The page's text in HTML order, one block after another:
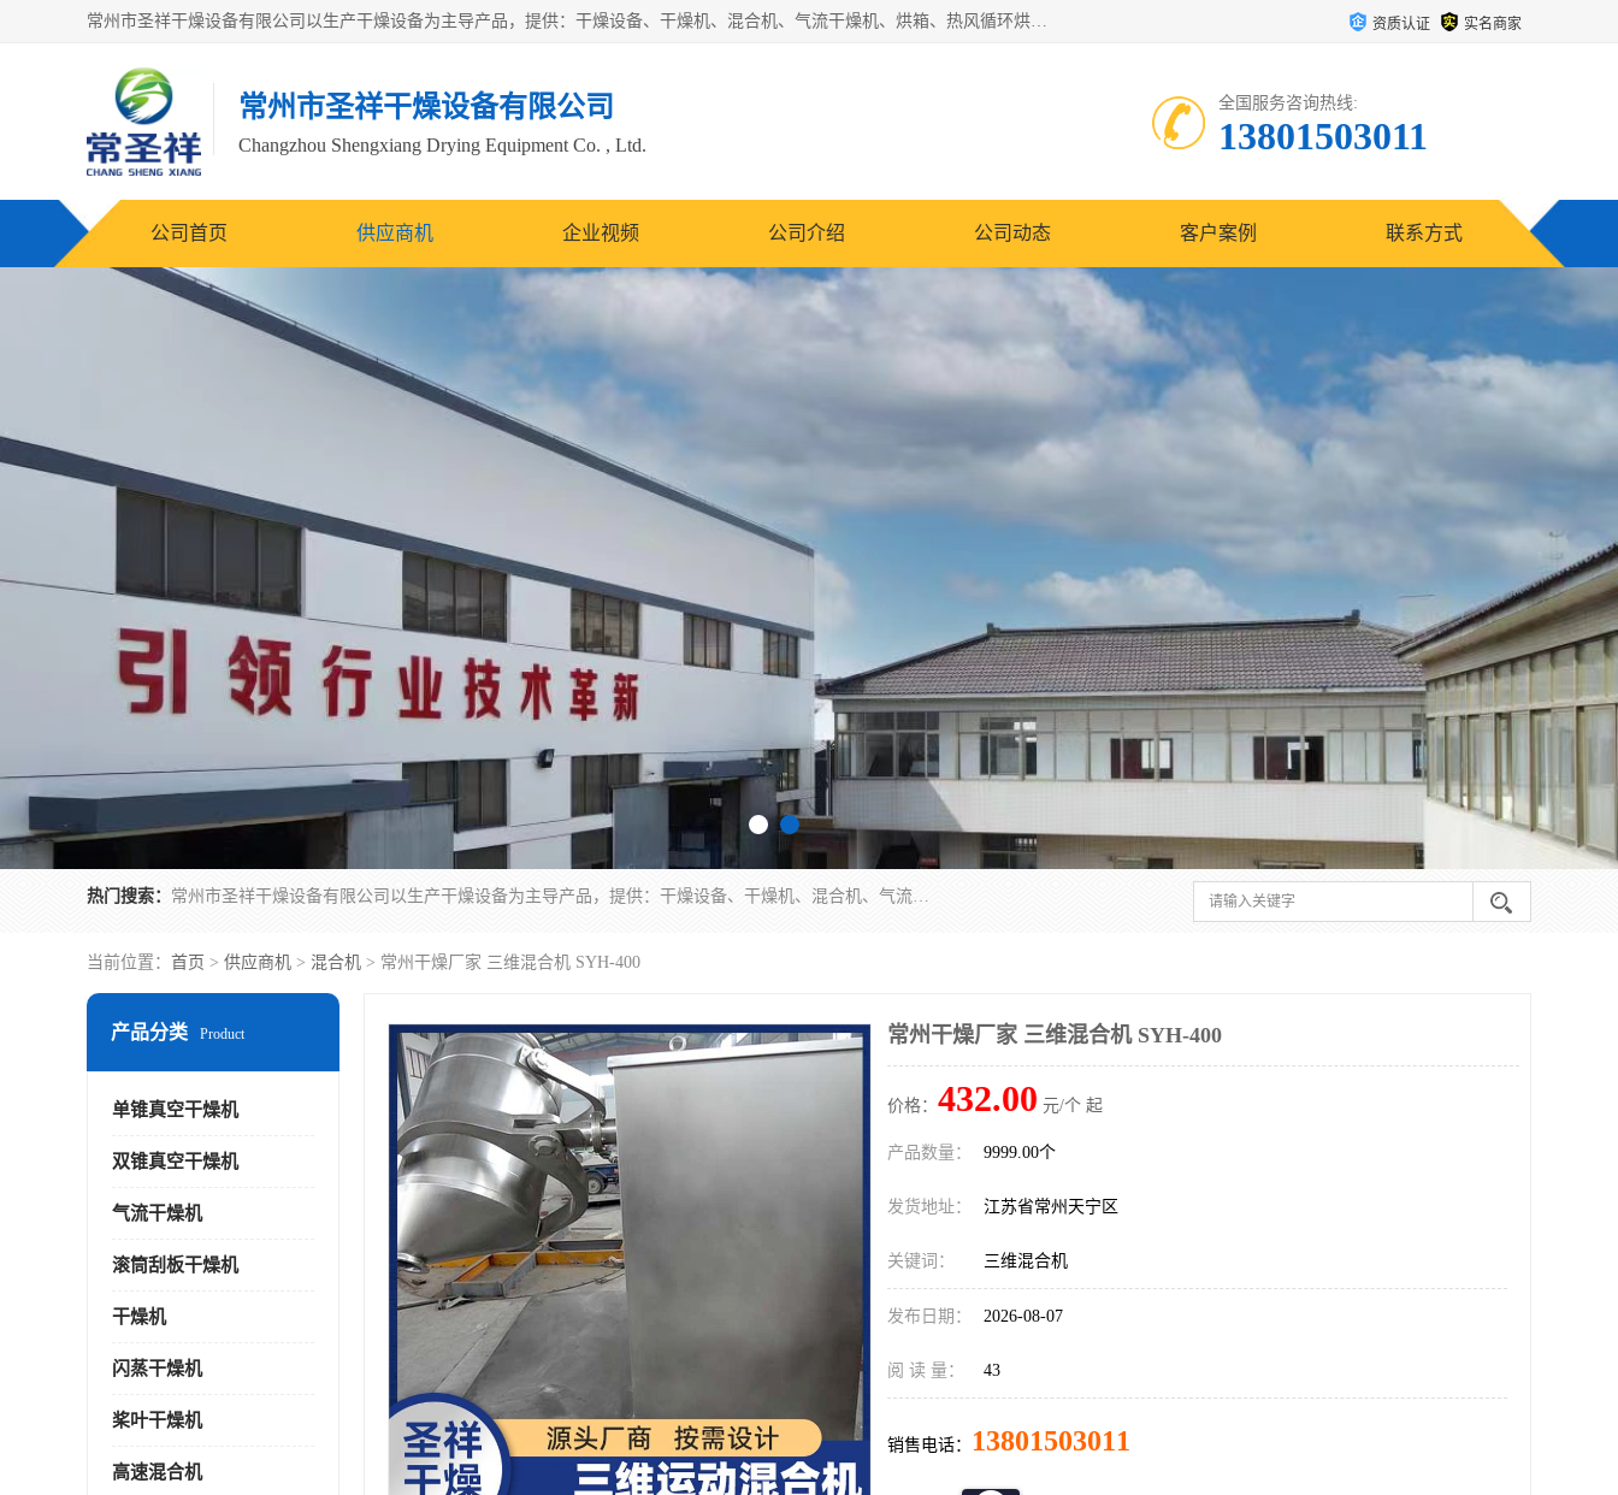
常州市圣祥干燥设备有限公司以生产干燥设备为主导产品，提供：干燥设备、干燥机、混合机、气流干燥机、烘箱、热风循环烘箱、沸腾干燥机、烘干机、喷雾干燥机等产品的生产、制造与销售服务。 资质认证 实名商家
常州市圣祥干燥设备有限公司
Changzhou Shengxiang Drying Equipment Co. , Ltd.
全国服务咨询热线:
13801503011
公司首页 供应商机 企业视频 公司介绍 公司动态 客户案例 联系方式
热门搜索： 常州市圣祥干燥设备有限公司以生产干燥设备为主导产品，提供：干燥设备、干燥机、混合机、气流干燥机、烘箱、热风循环烘箱、沸腾干燥机、烘干机、喷雾干燥机等产品的生产、制造与销售服务。
当前位置： 首页 > 供应商机 > 混合机 > 常州干燥厂家 三维混合机 SYH-400
产品分类 Product
单锥真空干燥机
双锥真空干燥机
气流干燥机
滚筒刮板干燥机
干燥机
闪蒸干燥机
桨叶干燥机
高速混合机
常州干燥厂家 三维混合机 SYH-400
价格： 432.00 元/个 起
产品数量： 9999.00个
发货地址： 江苏省常州天宁区
关键词： 三维混合机
发布日期： 2026-08-07
阅 读 量： 43
销售电话： 13801503011